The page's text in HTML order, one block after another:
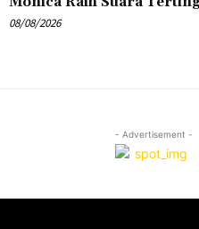
08/08/2026
- Advertisement -